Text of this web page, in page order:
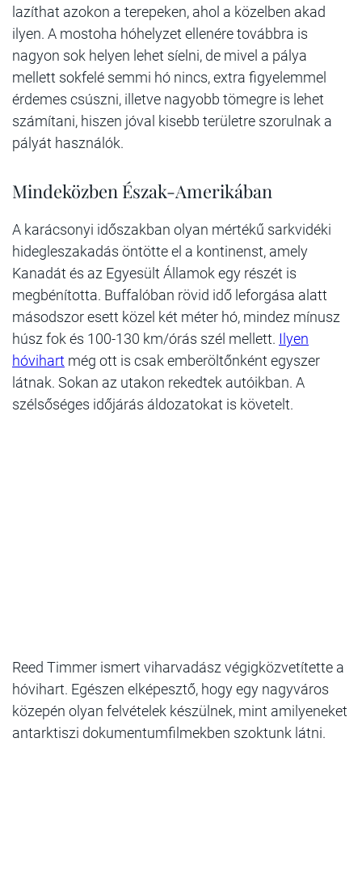
lazíthat azokon a terepeken, ahol a közelben akad
ilyen. A mostoha hóhelyzet ellenére továbbra is
nagyon sok helyen lehet síelni, de mivel a pálya
mellett sokfelé semmi hó nincs, extra figyelemmel
érdemes csúszni, illetve nagyobb tömegre is lehet
számítani, hiszen jóval kisebb területre szorulnak a
pályát használók.
Mindeközben Észak-Amerikában
A karácsonyi időszakban olyan mértékű sarkvidéki
hidegleszakadás öntötte el a kontinenst, amely
Kanadát és az Egyesült Államok egy részét is
megbénította. Buffalóban rövid idő leforgása alatt
másodszor esett közel két méter hó, mindez mínusz
húsz fok és 100-130 km/órás szél mellett. Ilyen
hóvihart még ott is csak emberöltőnként egyszer
látnak. Sokan az utakon rekedtek autóikban. A
szélsőséges időjárás áldozatokat is követelt.
Reed Timmer ismert viharvadász végigközvetítette a
hóvihart. Egészen elképesztő, hogy egy nagyváros
közepén olyan felvételek készülnek, mint amilyeneket
antarktiszi dokumentumfilmekben szoktunk látni.